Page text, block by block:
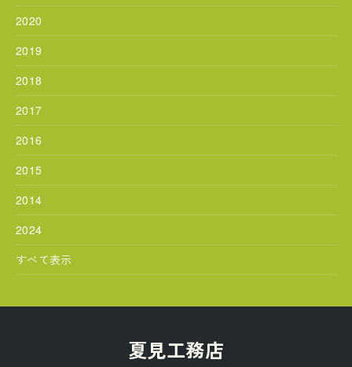
2020
2019
2018
2017
2016
2015
2014
2024
すべて表示
夏見工務店